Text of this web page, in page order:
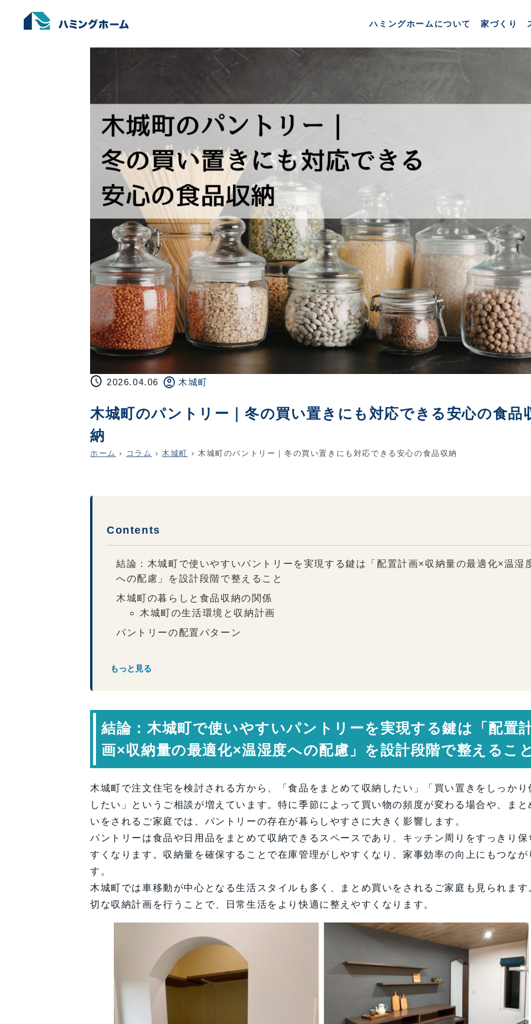
ハミングホームについて 家づくり
schedule 2026.04.06 account_circle 木城町
木城町のパントリー｜冬の買い置きにも対応できる安心の食品
納
ホーム › コラム › 木城町 › 木城町のパントリー｜冬の買い置きにも対応できる安心の食品収納
Contents
結論：木城町で使いやすいパントリーを実現する鍵は「配置計画×収納量の最適化×温湿
への配慮」を設計段階で整えること
木城町の暮らしと食品収納の関係
木城町の生活環境と収納計画
パントリーの配置パターン
収納量の目安
収納計画のポイント
将来の変化にも対応できる設計
専門家コメント
FAQ（よくある質問）
【会社情報・お問い合わせ】
もっと見る
結論：木城町で使いやすいパントリーを実現する鍵は「配置
画×収納量の最適化×温湿度への配慮」を設計段階で整えるこ
木城町で注文住宅を検討される方から、「食品をまとめて収納したい」「買い置きをしっかり
したい」というご相談が増えています。特に季節によって買い物の頻度が変わる場合や、まと
いをされるご家庭では、パントリーの存在が暮らしやすさに大きく影響します。
パントリーは食品や日用品をまとめて収納できるスペースであり、キッチン周りをすっきり保
すくなります。収納量を確保することで在庫管理がしやすくなり、家事効率の向上にもつなが
す。
木城町では車移動が中心となる生活スタイルも多く、まとめ買いをされるご家庭も見られます
切な収納計画を行うことで、日常生活をより快適に整えやすくなります。